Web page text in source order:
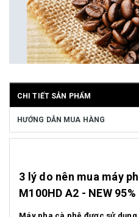
CHI TIẾT SẢN PHẨM
HƯỚNG DẪN MUA HÀNG
3 lý do nên mua máy
M100HD A2 - NEW 95%